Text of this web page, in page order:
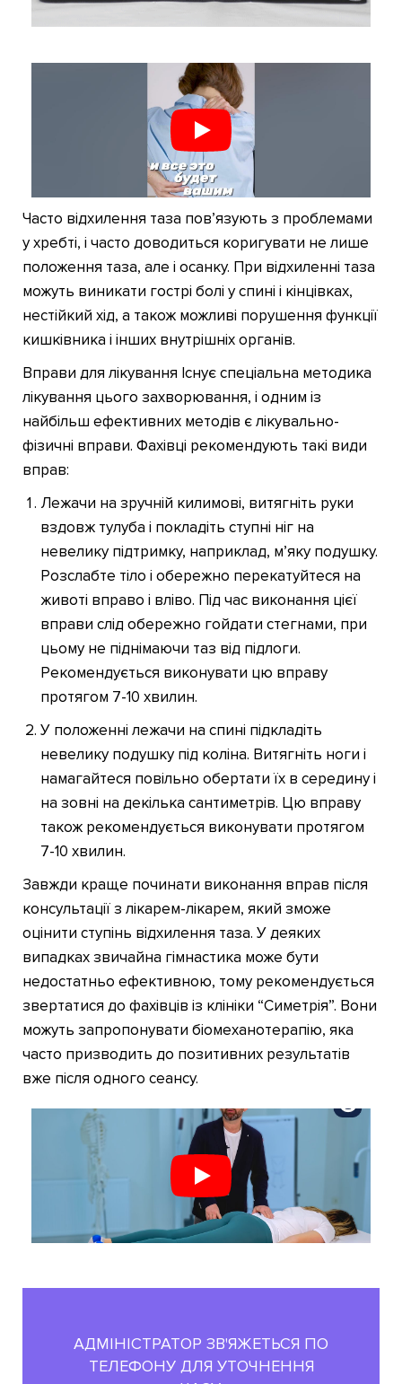
Часто відхилення таза пов’язують з проблемами
у хребті, і часто доводиться коригувати не лише
положення таза, але і осанку. При відхиленні таза
можуть виникати гострі болі у спині і кінцівках,
нестійкий хід, а також можливі порушення функції
кишківника і інших внутрішніх органів.
Вправи для лікування Існує спеціальна методика
лікування цього захворювання, і одним із
найбільш ефективних методів є лікувально-
фізичні вправи. Фахівці рекомендують такі види
вправ:
Лежачи на зручній килимові, витягніть руки
вздовж тулуба і покладіть ступні ніг на
невелику підтримку, наприклад, м’яку подушку.
Розслабте тіло і обережно перекатуйтеся на
животі вправо і вліво. Під час виконання цієї
вправи слід обережно гойдати стегнами, при
цьому не піднімаючи таз від підлоги.
Рекомендується виконувати цю вправу
протягом 7-10 хвилин.
У положенні лежачи на спині підкладіть
невелику подушку під коліна. Витягніть ноги і
намагайтеся повільно обертати їх в середину і
на зовні на декілька сантиметрів. Цю вправу
також рекомендується виконувати протягом
7-10 хвилин.
Завжди краще починати виконання вправ після
консультації з лікарем-лікарем, який зможе
оцінити ступінь відхилення таза. У деяких
випадках звичайна гімнастика може бути
недостатньо ефективною, тому рекомендується
звертатися до фахівців із клініки “Симетрія”. Вони
можуть запропонувати біомеханотерапію, яка
часто призводить до позитивних результатів
вже після одного сеансу.
АДМІНІСТРАТОР ЗВ'ЯЖЕТЬСЯ ПО
ТЕЛЕФОНУ ДЛЯ УТОЧНЕННЯ